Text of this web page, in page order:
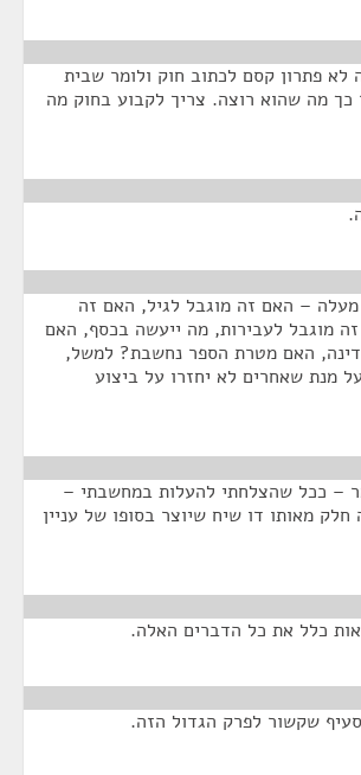
לא פתרון קסם לכתוב חוק ולומר שבית
מה שהוא רוצה. צריך לקבוע בחוק מה
– האם זה מוגבל לגיל, האם זה
מוגבל לעבירות, מה ייעשה בכסף, האם
האם מטרת הספר נחשבת? למשל,
מנת שאחרים לא יחזרו על ביצוע
– ככל שהצלחתי להעלות במחשבתי –
חלק מאותו דו שיח שיוצר בסופו של עניין
כלל את כל הדברים האלה.
שקשור לפרק הגדול הזה.